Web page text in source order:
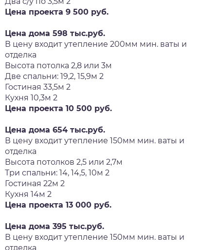
Цена проекта 9 500 руб.
Цена дома 598 тыс.руб.
В цену входит утепление 200мм мин. ваты и
отделка
Высота потолка 2,8 или 3м
Две спальни: 19,2, 15,9м 2
Гостиная 33,5м 2
Кухня 10,3м 2
Цена проекта 10 500 руб.
Цена дома 654 тыс.руб.
В цену входит утепление 150мм мин. ваты и
отделка
Высота потолков 2,5 или 2,7м
Три спальни: 14, 14,5, 10м 2
Гостиная 22м 2
Кухня 14м 2
Цена проекта 13 000 руб.
Цена дома 395 тыс.руб.
В цену входит утепление 150мм мин. ваты и
отделка